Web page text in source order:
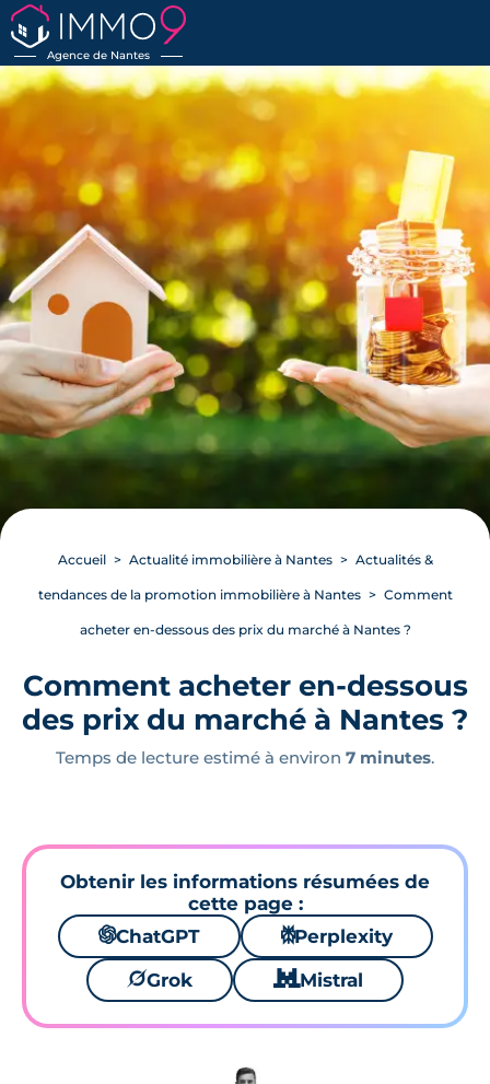
Agence de Nantes
Accueil Actualité immobilière à Nantes Actualités &
tendances de la promotion immobilière à Nantes Comment
acheter en-dessous des prix du marché à Nantes ?
Comment acheter en-dessous
des prix du marché à Nantes ?
Temps de lecture estimé à environ 7 minutes.
Obtenir les informations résumées de
cette page :
🌌ChatGPT ⚙Perplexity
🪐Grok 🐱 Mistral